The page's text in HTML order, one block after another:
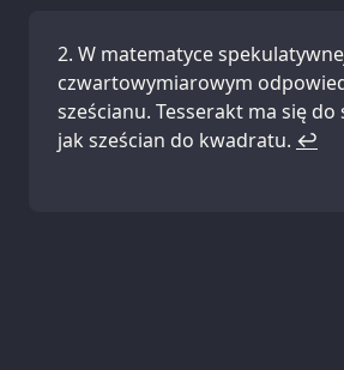
W matematyce
czwartowymiarowym
sześcianu. Tesserakt ma się do
jak sześcian do kwadratu. ↩